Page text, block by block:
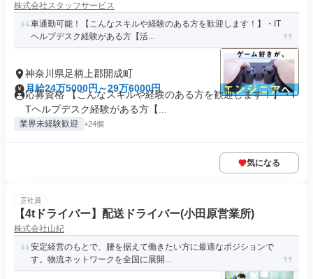
株式会社スタッフサービス
車通勤可能！【こんなスキルや経験のある方を歓迎します！】・IT
ヘルプデスク経験がある方【活...
神奈川県足柄上郡開成町
月給24万5000円～29万6000円
応募資格 【こんなスキルや経験のある方を歓迎します！】・I
Tヘルプデスク経験がある方【...
業界未経験歓迎 +24個
気になる
正社員
【4tドライバー】配送ドライバー(小田原営業所)
株式会社山紀
安定経営のもとで、腰を据えて働きたい方に最適なポジションで
す。物流ネットワークを全国に展開...